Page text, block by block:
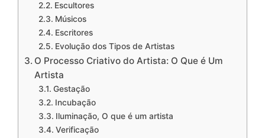
Escultores
Músicos
Escritores
Evolução dos Tipos de Artistas
O Processo Criativo do Artista: O Que é Um
Artista
Gestação
Incubação
Iluminação, O que é um artista
Verificação